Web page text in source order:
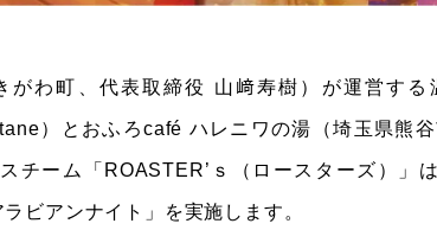
がわ町、代表取締役 山﨑寿樹）が運営する
）とおふろcafé ハレニワの湯（埼玉県熊
チーム「ROASTER’ｓ（ロースターズ）」
ビアンナイト」を実施します。